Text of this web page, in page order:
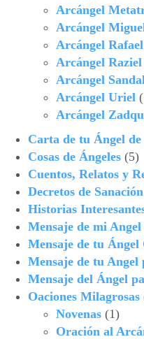
Arcángel
Arcángel
Arcángel Rafael
Arcángel Raziel
Arcángel
Arcángel Uriel
Arcángel
Carta de tu Ángel
Cosas de Ángeles (5)
Cuentos, Relatos y
Decretos de Sanación
Historias
Mensaje de mi
Mensaje de tu
Mensaje de tu Angel
Mensaje del Ángel
Oaciones Milagrosas
Novenas (1)
Oración al